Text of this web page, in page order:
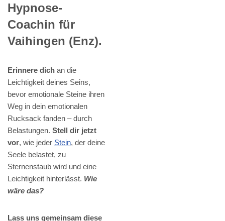
Hypnose-
Coachin für
Vaihingen (Enz).
Erinnere dich an die
Leichtigkeit deines Seins,
bevor emotionale Steine ihren
Weg in dein emotionalen
Rucksack fanden – durch
Belastungen. Stell dir jetzt
vor, wie jeder Stein, der deine
Seele belastet, zu
Sternenstaub wird und eine
Leichtigkeit hinterlässt. Wie
wäre das?
Lass uns gemeinsam diese